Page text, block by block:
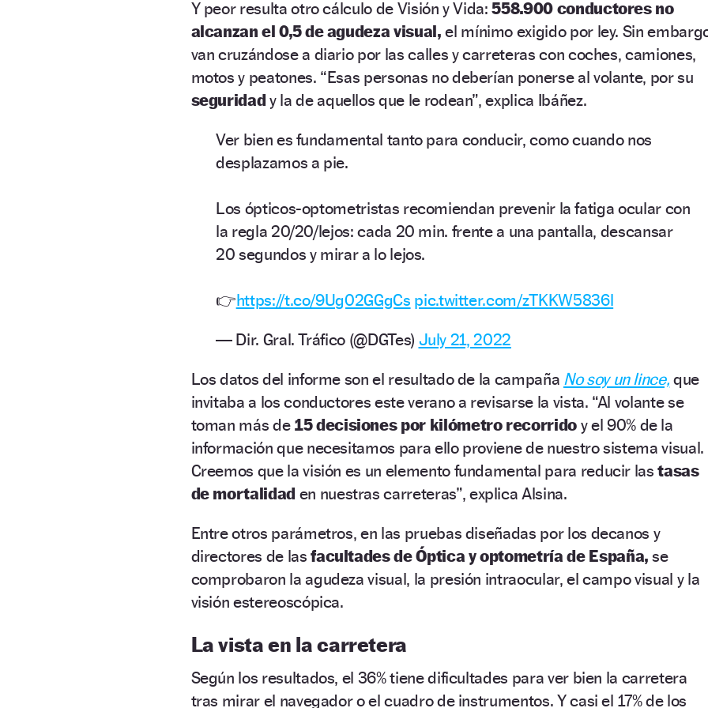
Y peor resulta otro cálculo de Visión y Vida:558.900 conductores no
alcanzan el 0,5 de agudeza visual,el mínimo exigido por ley. Sin
van cruzándose a diario por las calles y carreteras con coches, camiones,
motos y peatones. “Esas personas no deberían ponerse al volante, por su
seguridady la de aquellos que le rodean”, explica Ibáñez.
Ver bien es fundamental tanto para conducir, como cuando nos
desplazamos a pie.
Los ópticos-optometristas recomiendan prevenir la fatiga ocular con
la regla 20/20/lejos: cada 20 min. frente a una pantalla, descansar
20 segundos y mirar a lo lejos.
👉https://t.co/9Ug02GGgCs pic.twitter.com/zTKKW5836l
— Dir. Gral. Tráfico (@DGTes) July 21, 2022
Los datos del informe son el resultado de la campaña No soy un lince, que
invitaba a los conductores este verano a revisarse la vista. “Al volante se
toman más de 15 decisiones por kilómetro recorrido y el 90% de la
información que necesitamos para ello proviene de nuestro sistema visual.
Creemos que la visión es un elemento fundamental para reducir lastasas
de mortalidaden nuestras carreteras”, explica Alsina.
Entre otros parámetros, en las pruebas diseñadas por los decanos y
directores de lasfacultades de Óptica y optometría de España, se
comprobaron la agudeza visual, la presión intraocular, el campo visual y la
visión estereoscópica.
La vista en la carretera
Según los resultados, el 36% tiene dificultades para ver bien la carretera
tras mirar el navegador o el cuadro de instrumentos. Y casi el 17% de los